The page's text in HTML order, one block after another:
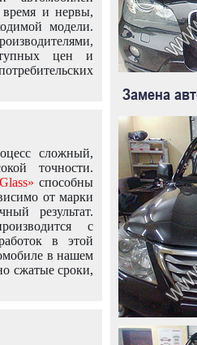
время и нервы,
модели.
цен и
сложный,
точности.
способны
от марки
результат.
с
в этой
в нашем
сжатые сроки,
Замена